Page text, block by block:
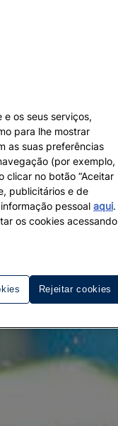
os seus serviços,
para lhe mostrar
as suas preferências
(por exemplo,
clicar no botão “Aceitar
publicitários e de
pessoal aqui.
os cookies acessando
Rejeitar cookies